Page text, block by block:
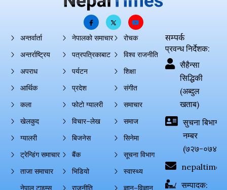
अन्तर्वार्ता
अन्तर्राष्ट्रिय
अपराध
आर्थिक
कला
खेलकुद
ग्यालरी
ट्रेन्डिंग समाचार
ताजा समाचार
नेपाल टाइम्स
नेपालको समाचार
पत्रपत्रिकाबाट
पर्यटन
प्रदेश
फोटो ग्यालरी
विचार–लेख
बिजनेस
बैंक
भिडियो
राजनीति
रोचक
विश्व राजनीति
शिक्षा
संगीत
समाचार
समाज
सिनेमा
सूचना विभाग
स्वास्थ्य
ज्ञान–विज्ञान
सम्पर्क
प्रवन्ध निर्देशक:
सैहैन्सा
सिद्धिकी
(अब्दुल
खताब)
सुचना बिभाग
नम्बर
(७२७-०७४-
सम्पादक: